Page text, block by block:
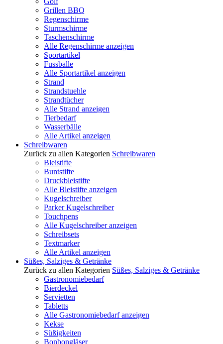
Grillen BBQ
Regenschirme
Sturmschirme
Taschenschirme
Alle Regenschirme anzeigen
Sportartikel
Fussballe
Alle Sportartikel anzeigen
Strand
Strandstuehle
Strandtücher
Alle Strand anzeigen
Tierbedarf
Wasserbälle
Alle Artikel anzeigen
Schreibwaren
Zurück zu allen Kategorien Schreibwaren
Bleistifte
Buntstifte
Druckbleistifte
Alle Bleistifte anzeigen
Kugelschreiber
Parker Kugelschreiber
Touchpens
Alle Kugelschreiber anzeigen
Schreibsets
Textmarker
Alle Artikel anzeigen
Süßes, Salziges & Getränke
Zurück zu allen Kategorien Süßes, Salziges & Getränke
Gastronomiebedarf
Bierdeckel
Servietten
Tabletts
Alle Gastronomiebedarf anzeigen
Kekse
Süßigkeiten
Bonbongläser